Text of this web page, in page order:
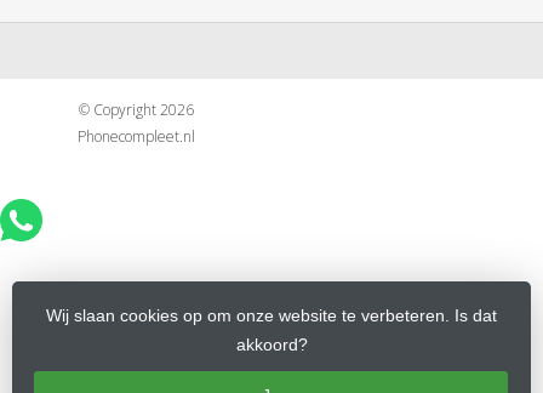
Wij slaan cookies op om onze website te verbeteren. Is dat
akkoord?
© Copyright 2026
Phonecompleet.nl